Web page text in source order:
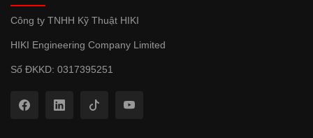
Công ty TNHH Kỹ Thuật HIKI
HIKI Engineering Company Limited
Số ĐKKD: 0317395251